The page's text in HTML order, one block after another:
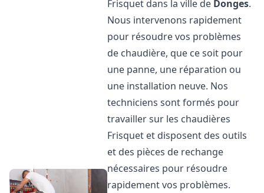
Frisquet dans la ville de Donges.
Nous intervenons rapidement
pour résoudre vos problèmes
de chaudière, que ce soit pour
une panne, une réparation ou
une installation neuve. Nos
techniciens sont formés pour
travailler sur les chaudières
Frisquet et disposent des outils
et des pièces de rechange
nécessaires pour résoudre
rapidement vos problèmes.